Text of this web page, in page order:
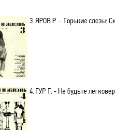
3.ЯРОВ Р. - Горькие слезы:
4.ГУР Г. - Не будьте